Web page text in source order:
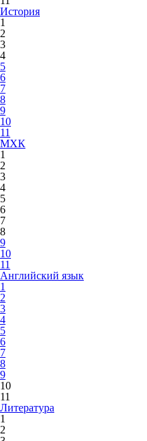
История
1
2
3
4
5
6
7
8
9
10
11
МХК
1
2
3
4
5
6
7
8
9
10
11
Английский язык
1
2
3
4
5
6
7
8
9
10
11
Литература
1
2